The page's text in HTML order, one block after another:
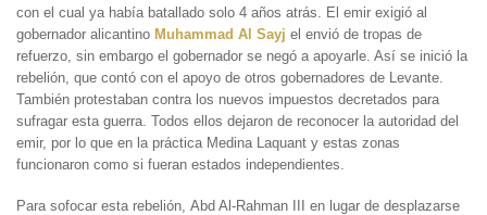
con el cual ya había batallado solo 4 años atrás. El emir exigió al
gobernador alicantino Muhammad Al Sayj el envió de tropas de
refuerzo, sin embargo el gobernador se negó a apoyarle. Así se inició la
rebelión, que contó con el apoyo de otros gobernadores de Levante.
También protestaban contra los nuevos impuestos decretados para
sufragar esta guerra. Todos ellos dejaron de reconocer la autoridad del
emir, por lo que en la práctica Medina Laquant y estas zonas
funcionaron como si fueran estados independientes.
Para sofocar esta rebelión, Abd Al-Rahman III en lugar de desplazarse